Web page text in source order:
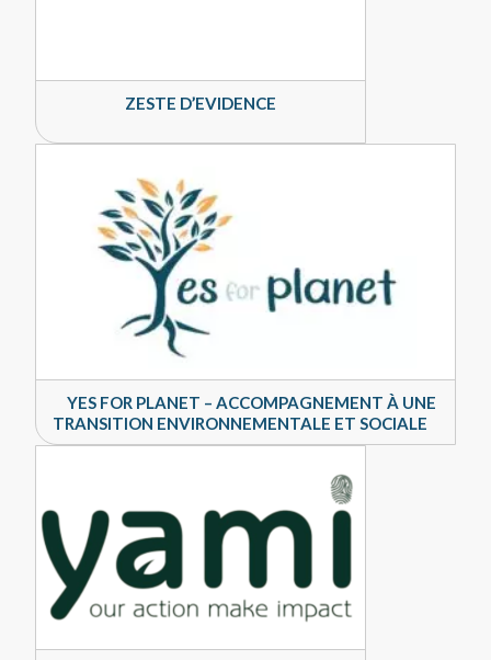
ZESTE D’EVIDENCE
YES FOR PLANET – ACCOMPAGNEMENT À UNE
TRANSITION ENVIRONNEMENTALE ET SOCIALE